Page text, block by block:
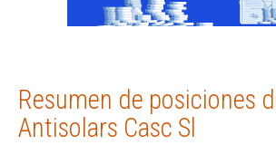
Resumen de posiciones
Antisolars Casc Sl